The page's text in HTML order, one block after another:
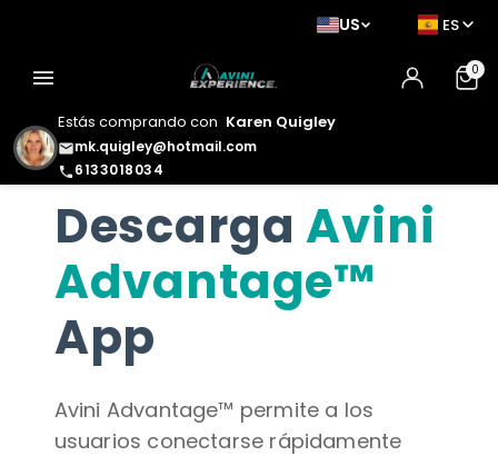
Estás comprando con Karen Quigley
emailmk.quigley@hotmail.com
phone6133018034
US ES
menu 0
Descarga Avini
Advantage™
App
Avini Advantage™ permite a los
usuarios conectarse rápidamente